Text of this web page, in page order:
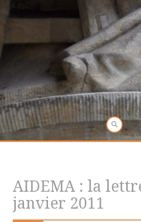
AIDEMA : la
janvier 2011